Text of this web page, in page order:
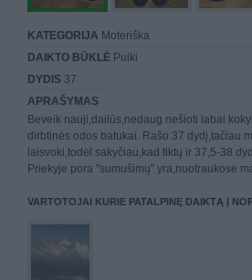
KATEGORIJA Moteriška
DAIKTO BŪKLĖ Puiki
DYDIS 37
APRAŠYMAS
Beveik nauji,dailūs,nedaug nešioti labai
dirbtinės odos batukai. Rašo 37 dydį,tačiau
laisvoki,todėl sakyčiau,kad tiktų ir 37,5-38
Priekyje pora "sumušimų" yra,nuotraukose
VARTOTOJAI KURIE PATALPINĘ DAIKTĄ Į